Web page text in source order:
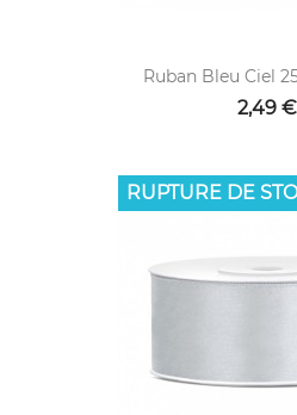
Ruban Bleu Ciel
2,49 €
RUPTURE DE